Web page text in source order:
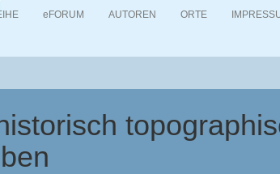
eFORUM AUTOREN ORTE